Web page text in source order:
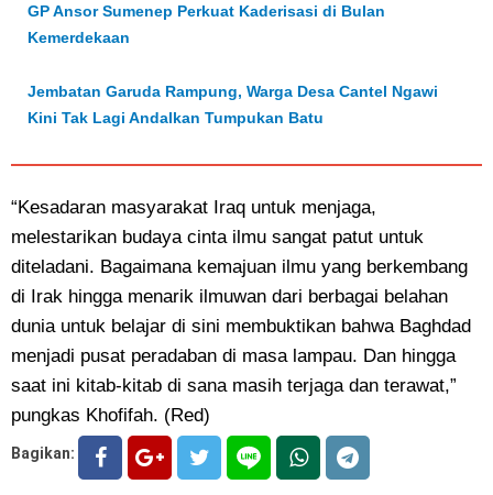
GP Ansor Sumenep Perkuat Kaderisasi di Bulan
Kemerdekaan
Jembatan Garuda Rampung, Warga Desa Cantel Ngawi
Kini Tak Lagi Andalkan Tumpukan Batu
“Kesadaran masyarakat Iraq untuk menjaga,
melestarikan budaya cinta ilmu sangat patut untuk
diteladani. Bagaimana kemajuan ilmu yang berkembang
di Irak hingga menarik ilmuwan dari berbagai belahan
dunia untuk belajar di sini membuktikan bahwa Baghdad
menjadi pusat peradaban di masa lampau. Dan hingga
saat ini kitab-kitab di sana masih terjaga dan terawat,”
pungkas Khofifah. (Red)
Bagikan: